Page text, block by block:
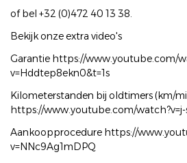
of bel +32 (0)472 40 13 38.
Bekijk onze extra video's
Garantie https://www.youtube.com/
v=Hddtep8ekn0&t=1s
Kilometerstanden bij oldtimers (km/
https://www.youtube.com/
Aankoopprocedure https://
v=NNc9Ag1mDPQ